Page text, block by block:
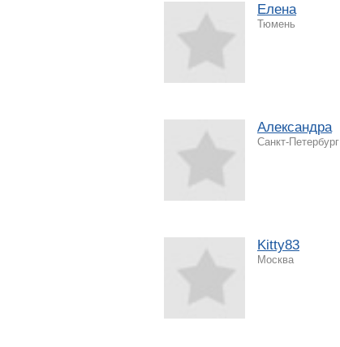
Елена
Тюмень
Александра
Санкт-Петербург
Kitty83
Москва